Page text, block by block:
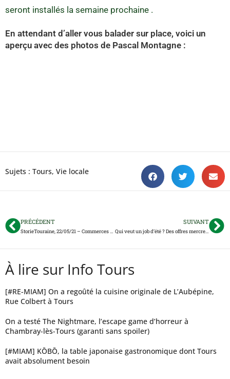
seront installés la semaine prochaine .
En attendant d’aller vous balader sur place, voici un
aperçu avec des photos de Pascal Montagne :
Sujets : Tours, Vie locale
PRÉCÉDENT
StorieTouraine, 22/05/21 – Commerces ouverts 2 dimanches de suite ; 3 classes fermées au collège de Chinon ; Chambray en Coupe d’Europe…
SUIVANT
Qui veut un job d’été ? Des offres mercredi à Tours
À lire sur Info Tours
[#RE-MIAM] On a regoûté la cuisine originale de L’Aubépine,
Rue Colbert à Tours
On a testé The Nightmare, l’escape game d’horreur à
Chambray-lès-Tours (garanti sans spoiler)
[#MIAM] KŌBŌ, la table japonaise gastronomique dont Tours
avait absolument besoin